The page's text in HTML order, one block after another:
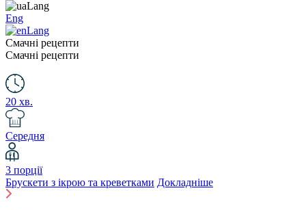
Eng
Смачні рецепти
Смачні рецепти
20 хв.
Середня
3 порції
Брускети з ікрою та креветками Докладніше